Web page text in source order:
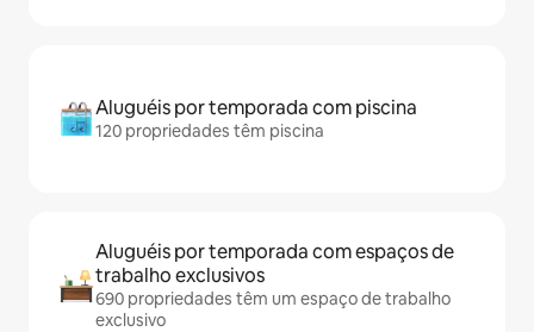
Aluguéis por temporada com piscina
120 propriedades têm piscina
Aluguéis por temporada com espaços de
trabalho exclusivos
690 propriedades têm um espaço de trabalho
exclusivo